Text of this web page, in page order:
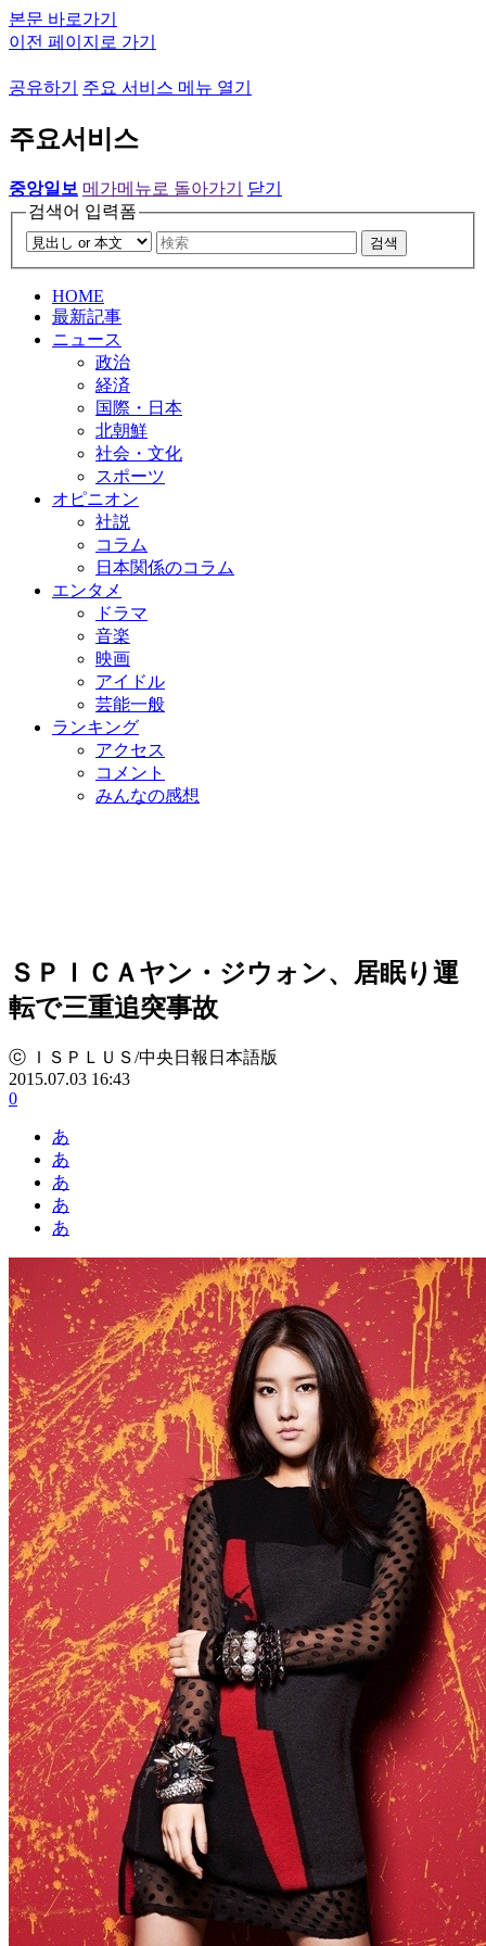
본문 바로가기
이전 페이지로 가기
공유하기 주요 서비스 메뉴 열기
주요서비스
중앙일보 메가메뉴로 돌아가기
닫기
검색어 입력폼
검색
HOME
最新記事
ニュース
政治
経済
国際・日本
北朝鮮
社会・文化
スポーツ
オピニオン
社説
コラム
日本関係のコラム
エンタメ
ドラマ
音楽
映画
アイドル
芸能一般
ランキング
アクセス
コメント
みんなの感想
ＳＰＩＣＡヤン・ジウォン、居眠り運
転で三重追突事故
ⓒ ＩＳＰＬＵＳ/中央日報日本語版
2015.07.03 16:43
0
あ
あ
あ
あ
あ